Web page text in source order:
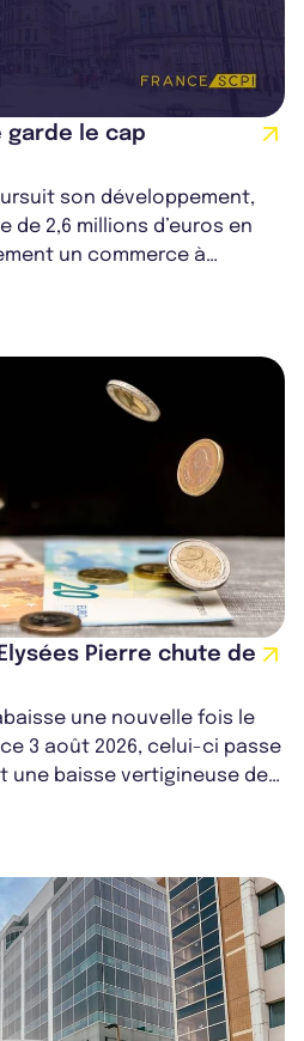
garde le cap
son développement,
2,6 millions d’euros en
un commerce à
logisti...
Pierre chute de
une nouvelle fois le
3 août 2026, celui-ci passe
une baisse vertigineuse de